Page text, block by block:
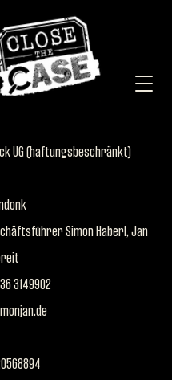
UG (haftungsbeschränkt)
Simon Haberl, Jan
3149902